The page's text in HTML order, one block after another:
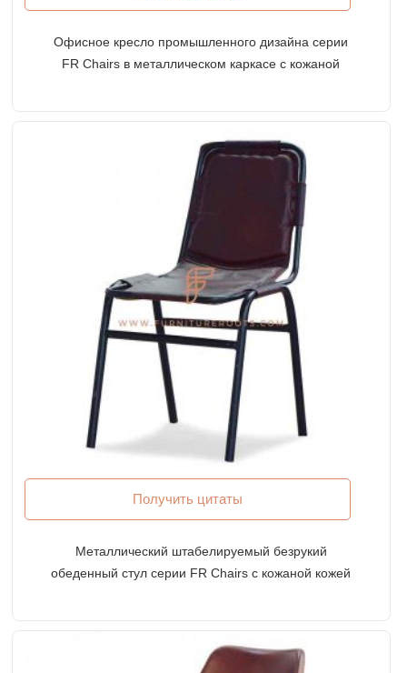
Офисное кресло промышленного дизайна серии
FR Chairs в металлическом каркасе с кожаной
Получить цитаты
Металлический штабелируемый безрукий
обеденный стул серии FR Chairs с кожаной кожей